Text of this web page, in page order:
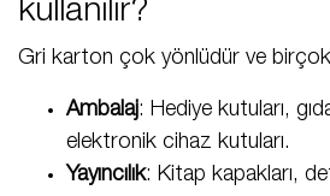
kullanılır?
Gri karton çok yönlüdür ve birçok
Ambalaj: Hediye kutuları,
elektronik cihaz kutuları.
Yayıncılık: Kitap kapakları,